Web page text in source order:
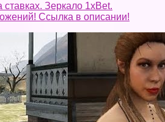
ставках. Зеркало 1xBet.
Ссылка в описании!